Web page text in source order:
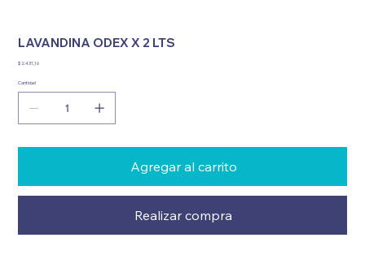
LAVANDINA ODEX X 2 LTS
Precio
$ 2.431,16
Cantidad
Agregar al carrito
Realizar compra